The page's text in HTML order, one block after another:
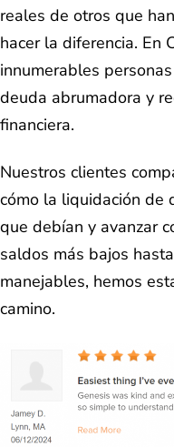
reales de otros que
hacer la diferencia. En
innumerables
deuda abrumadora y
financiera.
Nuestros clientes
cómo la liquidación de
que debían y avanzar
saldos más bajos
manejables, hemos
camino.